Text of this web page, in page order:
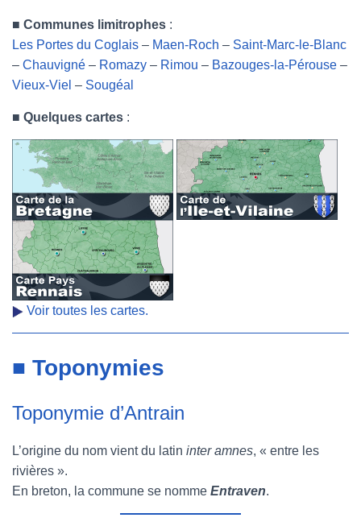
■ Communes limitrophes :
Les Portes du Coglais – Maen-Roch – Saint-Marc-le-Blanc
– Chauvigné – Romazy – Rimou – Bazouges-la-Pérouse –
Vieux-Viel – Sougéal
■ Quelques cartes :
Voir toutes les cartes.
■ Toponymies
Toponymie d’Antrain
L’origine du nom vient du latin inter amnes, « entre les
rivières ».
En breton, la commune se nomme Entraven.